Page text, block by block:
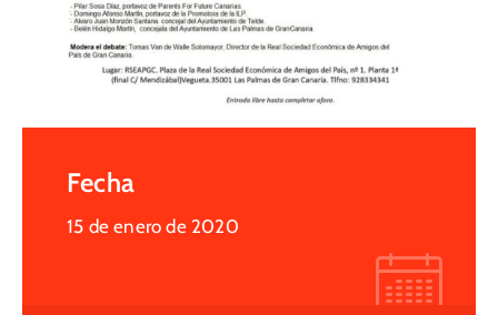
Fecha
15 de enero de 2020